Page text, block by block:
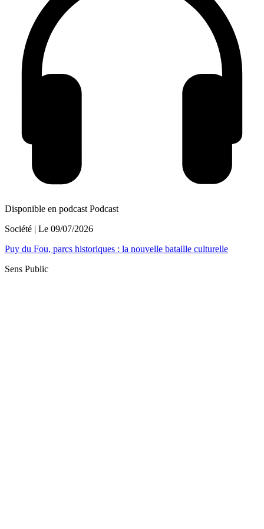
Disponible en podcast Podcast
Société | Le 09/07/2026
Puy du Fou, parcs historiques : la nouvelle bataille culturelle
Sens Public